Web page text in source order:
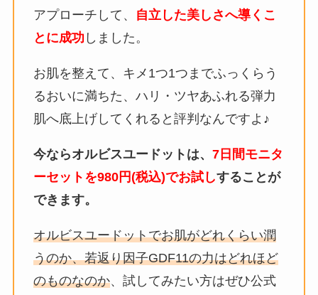
アプローチして、
自立した美しさへ導くこ
とに成功 しました。
お肌を整えて、キメ1つ1つまでふっくらう
るおいに満ちた、ハリ・ツヤあふれる弾力
肌へ底上げしてくれると評判なんですよ♪
今ならオルビスユードットは、 7日間モニタ
ーセットを980円(税込)でお試しすることが
できます。
オルビスユードットでお肌がどれくらい潤
うのか、若返り因子GDF11の力はどれほど
のものなのか、試してみたい方はぜひ公式